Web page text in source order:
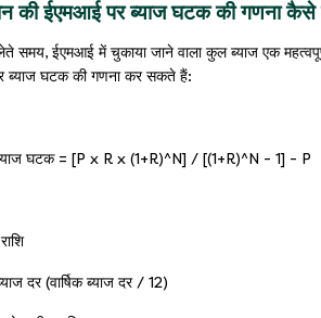
की ईएमआई पर ब्याज घटक की गणना
समय, ईएमआई में चुकाया जाने वाला कुल ब्याज एक
ब्याज घटक की गणना कर सकते हैं:
घटक = [P x R x (1+R)^N] / [(1+R)^N - 1] - P
दर (वार्षिक ब्याज दर / 12)